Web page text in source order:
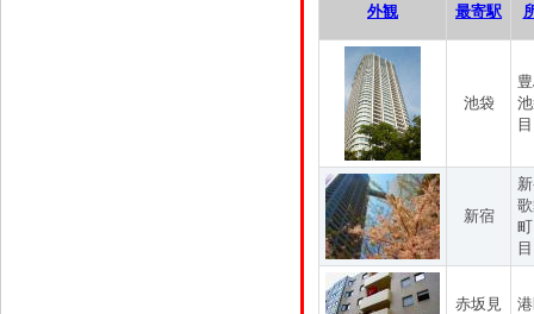
外観 最寄駅
池袋
目
新宿
目
赤坂見